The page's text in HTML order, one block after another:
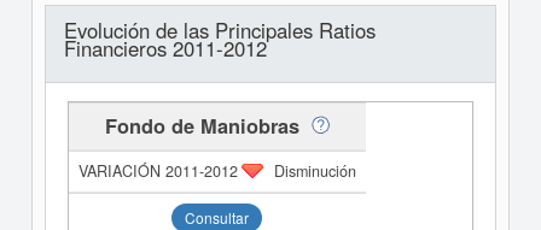
Evolución de las Principales Ratios
Financieros 2011-2012
Fondo de Maniobras
Disminución
Consultar